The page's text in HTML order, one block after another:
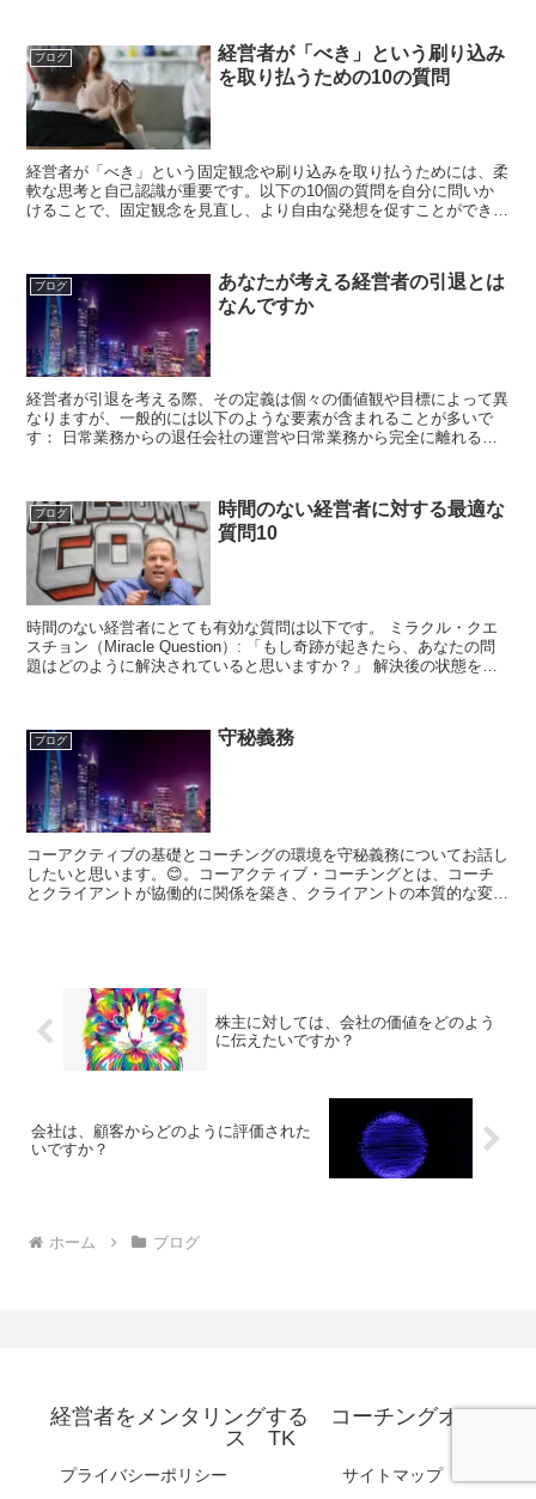
ブログ
経営者が「べき」という刷り込み
を取り払うための10の質問
経営者が「べき」という固定観念や刷り込みを取り払うためには、柔
軟な思考と自己認識が重要です。以下の10個の質問を自分に問いか
けることで、固定観念を見直し、より自由な発想を促すことができま
ブログ
あなたが考える経営者の引退とは
なんですか
経営者が引退を考える際、その定義は個々の価値観や目標によって異
なりますが、一般的には以下のような要素が含まれることが多いで
す： 日常業務からの退任会社の運営や日常業務から完全に離れるこ
ブログ
時間のない経営者に対する最適な
質問10
時間のない経営者にとても有効な質問は以下です。 ミラクル・クエ
スチョン（Miracle Question）: 「もし奇跡が起きたら、あなたの問
題はどのように解決されていると思いますか？」 解決後の状態をイ
ブログ 守秘義務
コーアクティブの基礎とコーチングの環境を守秘義務についてお話し
したいと思います。😊。コーアクティブ・コーチングとは、コーチ
とクライアントが協働的に関係を築き、クライアントの本質的な変化
株主に対しては、会社の価値をどのよう
に伝えたいですか？
会社は、顧客からどのように評価された
いですか？
ホーム ブログ
経営者をメンタリングする コーチングオフィ
ス TK
プライバシーポリシー サイトマップ